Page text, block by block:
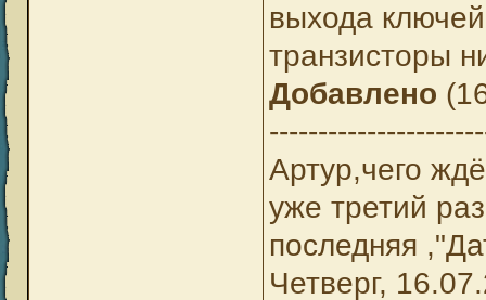
выхода
транзисторы
Добавлено
Артур,чего
уже третий
последняя
Четверг,